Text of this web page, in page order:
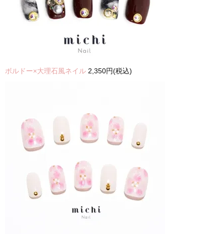
ボルドー×大理石風ネイル 2,350円(税込)